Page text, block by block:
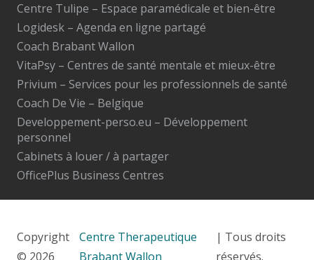
Centre Tulipe – Espace paramédicale et bien-être
Logidesk – Agenda en ligne partagé
Coach Brabant Wallon
VitaPsy – Centres de santé mentale et mieux-être
Privium – Services pour les professionnels de santé
Coach De Vie – Belgique
Developpement-perso.eu – Développement
personnel
Cabinets à louer / à partager
OfficePlus Business Centres
Copyright
© 2026
Centre Therapeutique
Brabant Wallon
| Tous droits
réservés.